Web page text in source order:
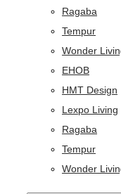
Ragaba
Tempur
Wonder
EHOB
HMT Design
Lexpo Living
Ragaba
Tempur
Wonder